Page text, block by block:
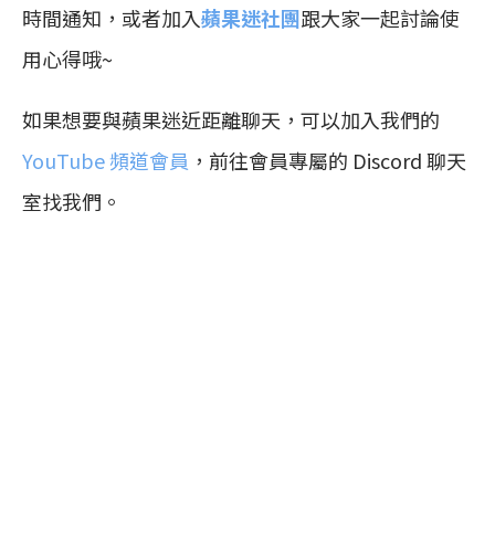
時間通知，或者加入蘋果迷社團跟大家一起討論使
用心得哦~
如果想要與蘋果迷近距離聊天，可以加入我們的
YouTube 頻道會員 ，前往會員專屬的 Discord 聊天
室找我們。